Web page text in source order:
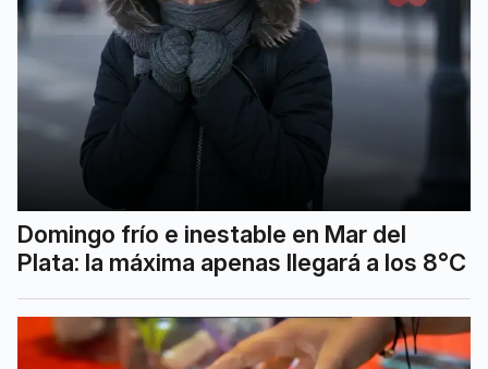
Domingo frío e inestable en Mar del
Plata: la máxima apenas llegará a los 8°C